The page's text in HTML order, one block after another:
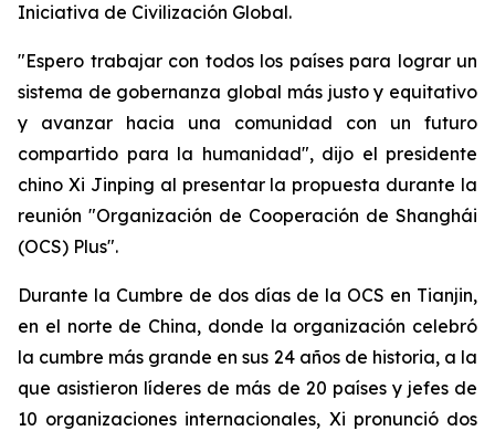
Iniciativa de Civilización Global.
"Espero trabajar con todos los países para lograr un
sistema de gobernanza global más justo y equitativo
y avanzar hacia una comunidad con un futuro
compartido para la humanidad", dijo el presidente
chino Xi Jinping al presentar la propuesta durante la
reunión "Organización de Cooperación de Shanghái
(OCS) Plus".
Durante la Cumbre de dos días de la OCS en Tianjin,
en el norte de China, donde la organización celebró
la cumbre más grande en sus 24 años de historia, a la
que asistieron líderes de más de 20 países y jefes de
10 organizaciones internacionales, Xi pronunció dos